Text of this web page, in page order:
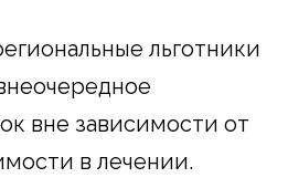
льготники
вне зависимости от
в лечении.